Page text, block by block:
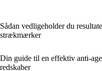
Sådan vedligeholder du
strækmærker
Din guide til en effektiv anti-
redskaber